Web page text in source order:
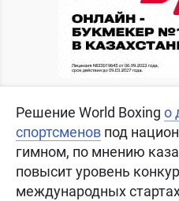
Решение World Boxing о
спортсменов под
гимном, по мнению
повысит уровень
международных